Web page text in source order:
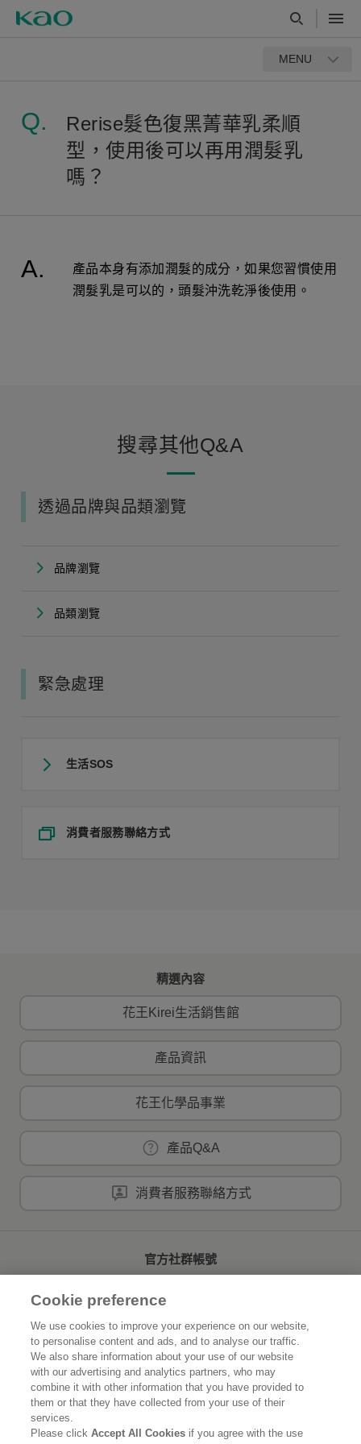
MENU
Rerise髮色復黑菁華乳柔順
型，使用後可以再用潤髮乳
嗎？
產品本身有添加潤髮的成分，如果您習慣使用
潤髮乳是可以的，頭髮沖洗乾淨後使用。
搜尋其他Q&A
透過品牌與品類瀏覽
品牌瀏覽
品類瀏覽
緊急處理
生活SOS
消費者服務聯絡方式
精選內容
花王Kirei生活銷售館
產品資訊
花王化學品事業
產品Q&A
消費者服務聯絡方式
官方社群帳號
首頁 關於花王
可持續發展 創新研發
品牌資訊
Cookie preference
We use cookies to improve your experience on our website,
to personalise content and ads, and to analyse our traffic.
We also share information about your use of our website
with our advertising and analytics partners, who may
combine it with other information that you have provided to
them or that they have collected from your use of their
services.
Please clickAccept All Cookies if you agree with the use